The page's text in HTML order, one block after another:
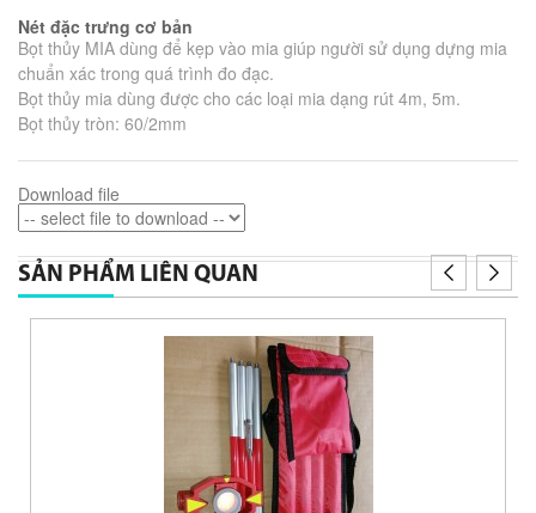
Nét đặc trưng cơ bản
Bọt thủy MIA dùng để kẹp vào mia giúp người sử dụng dựng mia
chuẩn xác trong quá trình đo đạc.
Bọt thủy mia dùng được cho các loại mia dạng rút 4m, 5m.
Bọt thủy tròn: 60/2mm
Download file
SẢN PHẨM LIÊN QUAN